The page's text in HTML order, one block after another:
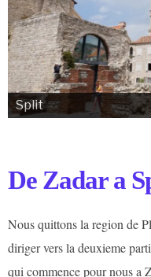
Split
De Zadar a
Nous quittons la region de
diriger vers la deuxieme
qui commence pour nous a